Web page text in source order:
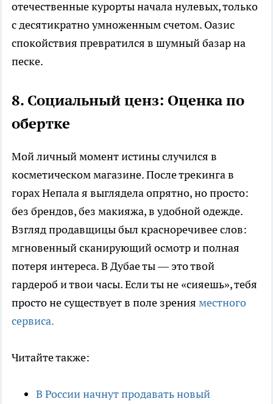
отечественные курорты начала нулевых, только
с десятикратно умноженным счетом. Оазис
спокойствия превратился в шумный базар на
песке.
8. Социальный ценз: Оценка по
обертке
Мой личный момент истины случился в
косметическом магазине. После трекинга в
горах Непала я выглядела опрятно, но просто:
без брендов, без макияжа, в удобной одежде.
Взгляд продавщицы был красноречивее слов:
мгновенный сканирующий осмотр и полная
потеря интереса. В Дубае ты — это твой
гардероб и твои часы. Если ты не «сияешь», тебя
просто не существует в поле зрения местного
сервиса.
Читайте также:
В России начнут продавать новый